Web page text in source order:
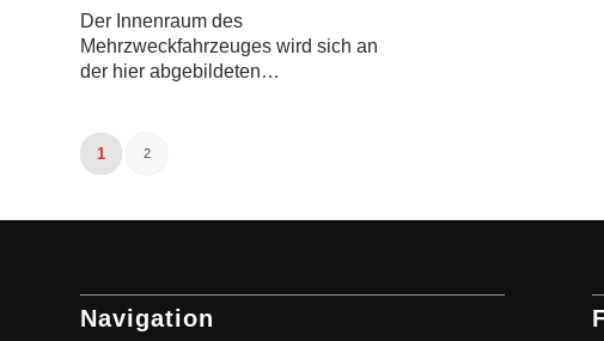
Der Innenraum des
Mehrzweckfahrzeuges wird sich an
der hier abgebildeten…
1 2
Navigation